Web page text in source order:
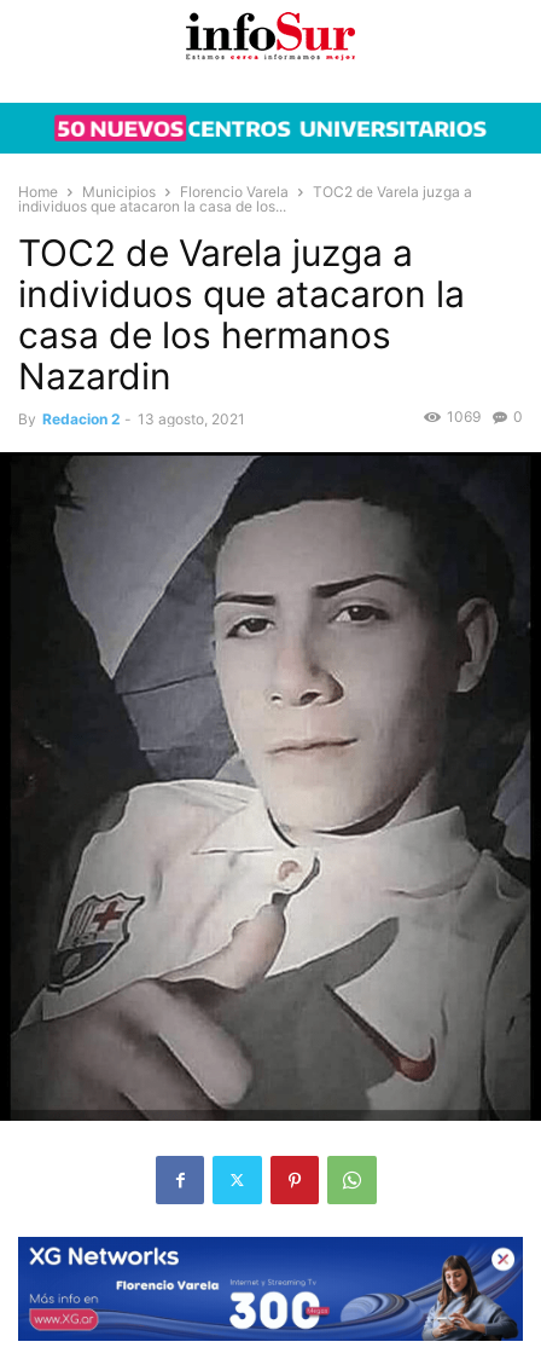
Home Municipios Florencio Varela
TOC2 de Varela juzga a
individuos que atacaron la casa de los...
TOC2 de Varela juzga a
individuos que atacaron la
casa de los hermanos
Nazardin
By Redacion 2 - 13 agosto, 2021 0
1069